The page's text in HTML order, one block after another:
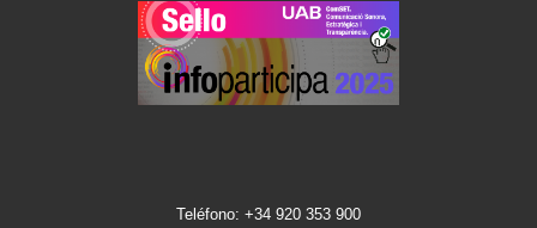
Teléfono: +34 920 353 900